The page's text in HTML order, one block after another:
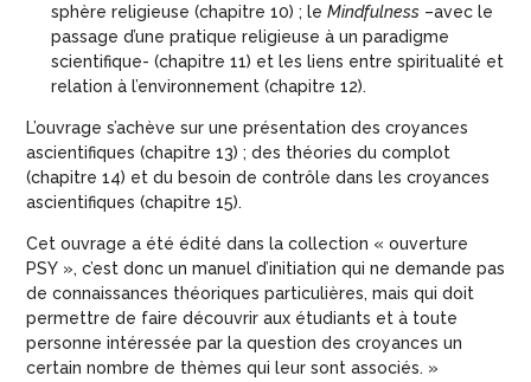
sphère religieuse (chapitre 10) ; le Mindfulness–avec le
passage d’une pratique religieuse à un paradigme
scientifique- (chapitre 11) et les liens entre spiritualité et
relation à l’environnement (chapitre 12).
L’ouvrage s’achève sur une présentation des croyances
ascientifiques (chapitre 13) ; des théories du complot
(chapitre 14) et du besoin de contrôle dans les croyances
ascientifiques (chapitre 15).
Cet ouvrage a été édité dans la collection « ouverture
PSY », c’est donc un manuel d’initiation qui ne demande pas
de connaissances théoriques particulières, mais qui doit
permettre de faire découvrir aux étudiants et à toute
personne intéressée par la question des croyances un
certain nombre de thèmes qui leur sont associés. »